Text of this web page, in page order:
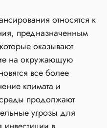
относятся к
предназначенным
оказывают
на окружающую
все более
климата и
продолжают
угрозы для